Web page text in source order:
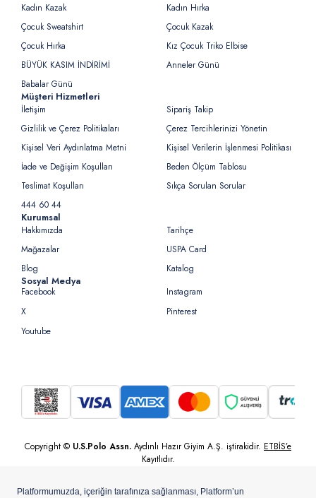
Kadın Kazak
Kadın Hırka
Çocuk Sweatshirt
Çocuk Kazak
Çocuk Hırka
Kız Çocuk Triko Elbise
BÜYÜK KASIM İNDİRİMİ
Anneler Günü
Babalar Günü
Müşteri Hizmetleri
İletişim
Sipariş Takip
Gizlilik ve Çerez Politikaları
Çerez Tercihlerinizi Yönetin
Kişisel Veri Aydınlatma Metni
Kişisel Verilerin İşlenmesi Politikası
İade ve Değişim Koşulları
Beden Ölçüm Tablosu
Teslimat Koşulları
Sıkça Sorulan Sorular
444 60 44
Kurumsal
Hakkımızda
Tarihçe
Mağazalar
USPA Card
Blog
Katalog
Sosyal Medya
Facebook
Instagram
X
Pinterest
Youtube
Copyright © U.S.Polo Assn. Aydınlı Hazır Giyim A.Ş. iştirakidir. ETBİS’e
Kayıtlıdır.